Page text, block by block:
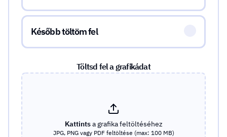
Később töltöm fel
Töltsd fel a grafikádat
Kattintsa grafika feltöltéséhez
JPG, PNG vagy PDF feltöltése (max: 100 MB)